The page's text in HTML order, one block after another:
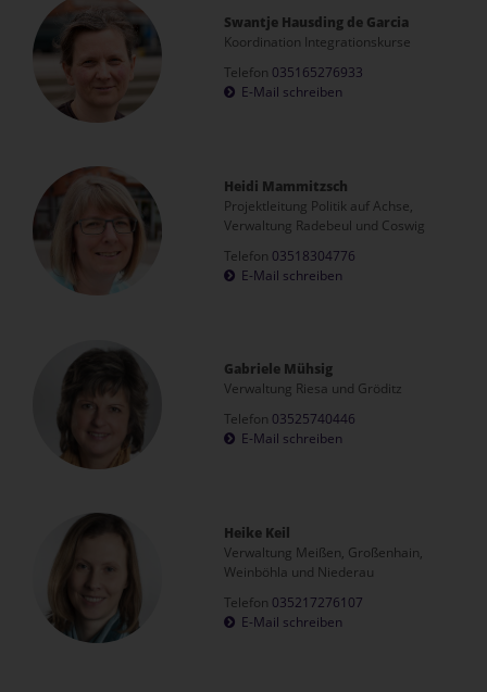
Swantje Hausding de Garcia
Koordination Integrationskurse
Telefon 035165276933
E-Mail schreiben
Heidi Mammitzsch
Projektleitung Politik auf Achse,
Verwaltung Radebeul und Coswig
Telefon 03518304776
E-Mail schreiben
Gabriele Mühsig
Verwaltung Riesa und Gröditz
Telefon 03525740446
E-Mail schreiben
Heike Keil
Verwaltung Meißen, Großenhain,
Weinböhla und Niederau
Telefon 035217276107
E-Mail schreiben